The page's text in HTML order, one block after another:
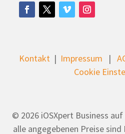
Kontakt | Impressum |
Cookie
© 2026 iOSXpert Business
alle angegebenen Preise